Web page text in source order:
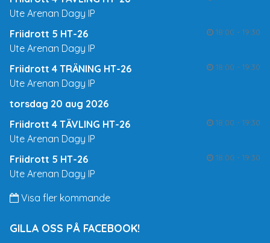
Ute Arenan Dagy IP
Friidrott 5 HT-26
18:00 - 19:30
Ute Arenan Dagy IP
Friidrott 4 TRÄNING HT-26
18:00 - 19:30
Ute Arenan Dagy IP
torsdag 20 aug 2026
Friidrott 4 TÄVLING HT-26
18:00 - 19:30
Ute Arenan Dagy IP
Friidrott 5 HT-26
18:00 - 19:30
Ute Arenan Dagy IP
Visa fler kommande
GILLA OSS PÅ FACEBOOK!